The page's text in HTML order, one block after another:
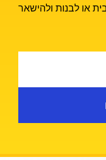
או לבנות ולהישאר